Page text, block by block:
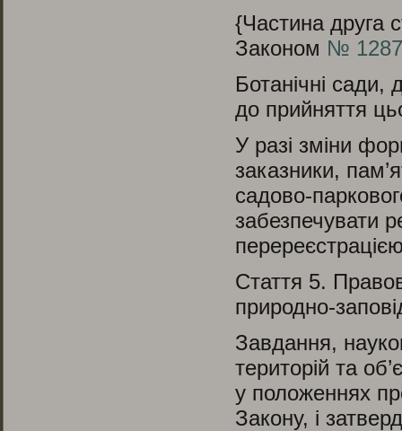
{Частина друга
Законом №
Ботанічні сади,
до прийняття
У разі зміни
заказники,
садово-
забезпечувати
Стаття 5.
природно-
Завдання,
територій та
у положеннях
Закону, і